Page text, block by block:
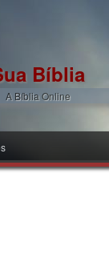
Bíblia
A Bíblia Online